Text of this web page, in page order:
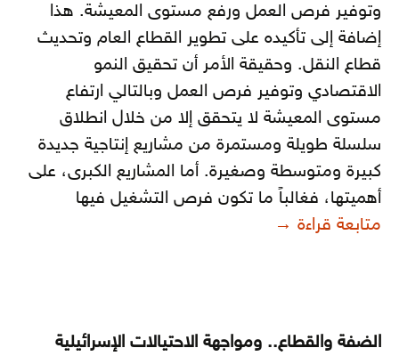
وتوفير فرص العمل ورفع مستوى المعيشة. هذا
إضافة إلى تأكيده على تطوير القطاع العام وتحديث
قطاع النقل. وحقيقة الأمر أن تحقيق النمو
الاقتصادي وتوفير فرص العمل وبالتالي ارتفاع
مستوى المعيشة لا يتحقق إلا من خلال انطلاق
سلسلة طويلة ومستمرة من مشاريع إنتاجية جديدة
كبيرة ومتوسطة وصغيرة. أما المشاريع الكبرى، على
أهميتها، فغالباً ما تكون فرص التشغيل فيها
متابعة قراءة تحفيز النمو الاقتصادي وشراكة المجتمع
→
الضفة والقطاع.. ومواجهة الاحتيالات الإسرائيلية